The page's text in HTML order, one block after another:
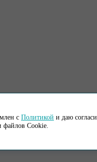
с Политикой и даю
файлов Cookie.